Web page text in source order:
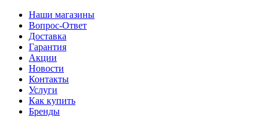
Наши магазины
Вопрос-Ответ
Доставка
Гарантия
Акции
Новости
Контакты
Услуги
Как купить
Бренды